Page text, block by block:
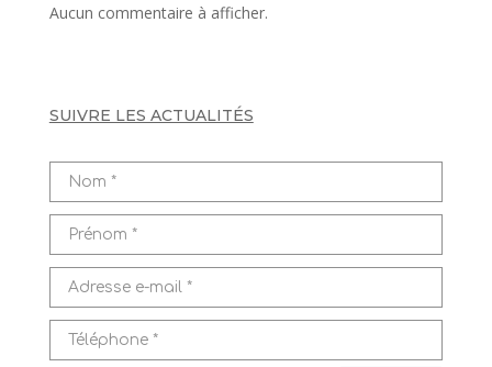
Aucun commentaire à afficher.
SUIVRE LES ACTUALITÉS